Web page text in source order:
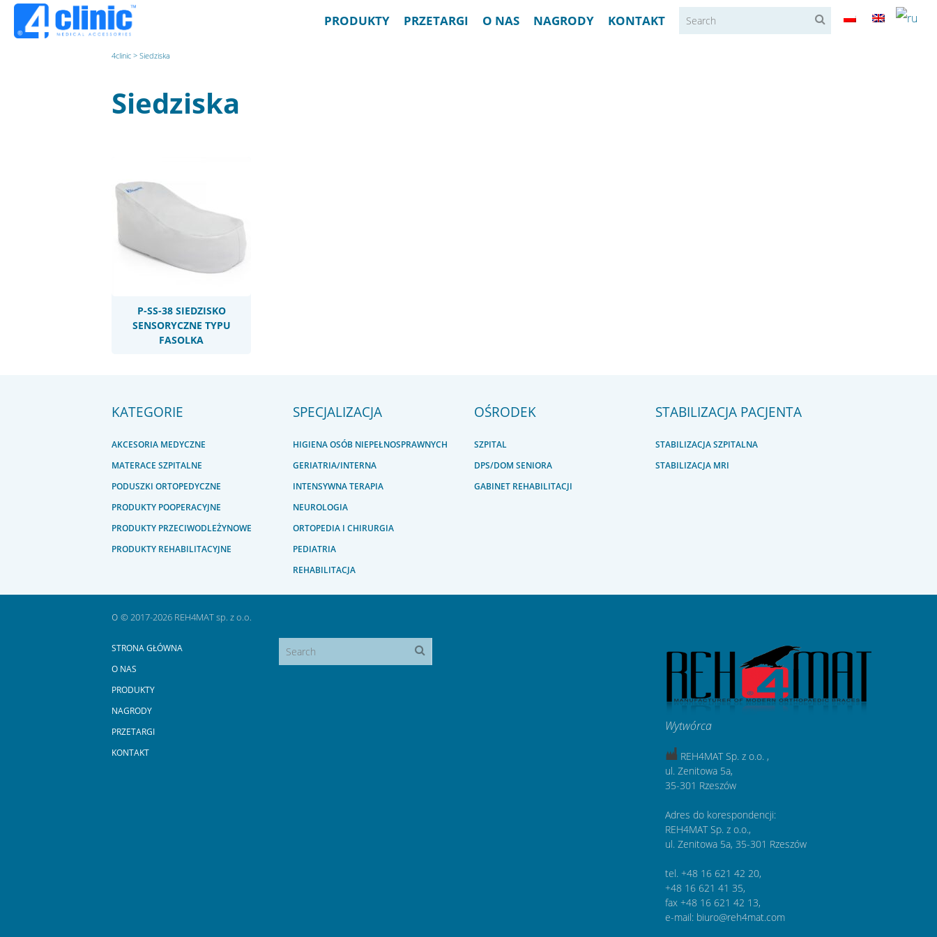
PRODUKTY PRZETARGI O NAS NAGRODY KONTAKT
4clinic > Siedziska
Siedziska
P-SS-38 SIEDZISKO
SENSORYCZNE TYPU
FASOLKA
KATEGORIE
AKCESORIA MEDYCZNE
MATERACE SZPITALNE
PODUSZKI ORTOPEDYCZNE
PRODUKTY POOPERACYJNE
PRODUKTY PRZECIWODLEŻYNOWE
PRODUKTY REHABILITACYJNE
SPECJALIZACJA
HIGIENA OSÓB NIEPEŁNOSPRAWNYCH
GERIATRIA/INTERNA
INTENSYWNA TERAPIA
NEUROLOGIA
ORTOPEDIA I CHIRURGIA
PEDIATRIA
REHABILITACJA
OŚRODEK
SZPITAL
DPS/DOM SENIORA
GABINET REHABILITACJI
STABILIZACJA PACJENTA
STABILIZACJA SZPITALNA
STABILIZACJA MRI
o © 2017-2026 REH4MAT sp. z o.o.
STRONA GŁÓWNA
O NAS
PRODUKTY
NAGRODY
PRZETARGI
KONTAKT
Wytwórca
REH4MAT Sp. z o.o. ,
ul. Zenitowa 5a,
35-301 Rzeszów
Adres do korespondencji:
REH4MAT Sp. z o.o.,
ul. Zenitowa 5a, 35-301 Rzeszów
tel. +48 16 621 42 20,
+48 16 621 41 35,
fax +48 16 621 42 13,
e-mail: biuro@reh4mat.com